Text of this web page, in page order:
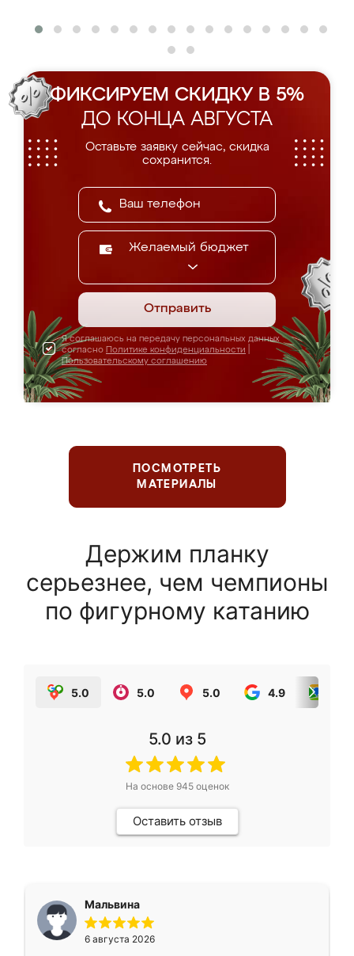
ФИКСИРУЕМ СКИДКУ В 5%
ДО КОНЦА АВГУСТА
Оставьте заявку сейчас, скидка
сохранится.
Желаемый бюджет
Отправить
Я соглашаюсь на передачу персональных данных
согласно Политике конфиденциальности
Пользовательскому соглашению
ПОСМОТРЕТЬ
МАТЕРИАЛЫ
Держим планку
серьезнее, чем чемпионы
по фигурному катанию
5.0 5.0 5.0 4.9
5.0 из 5
На основе 945оценок
Оставить отзыв
Мальвина
6 августа 2026